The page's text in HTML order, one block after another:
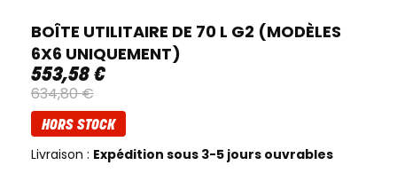
BOÎTE UTILITAIRE DE 70 L G2 (MODÈLES
6X6 UNIQUEMENT)
553,58 €
634,80€
HORS STOCK
Livraison : Expédition sous 3-5 jours ouvrables